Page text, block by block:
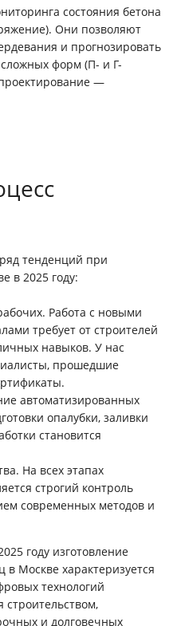
состояния бетона
Они позволяют
и прогнозировать
форм (П- и Г-
—
тенденций при
в 2025 году:
Работа с новыми
требует от строителей
навыков. У нас
прошедшие
автоматизированных
опалубки, заливки
становится
На всех этапах
строгий контроль
современных методов и
году изготовление
Москве характеризуется
технологий
и долговечных